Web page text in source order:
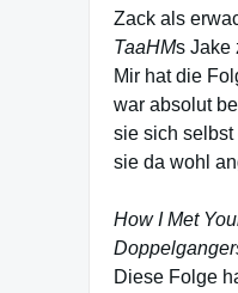
Zack als
TaaHMs Jake
Mir hat die
war absolut
sie sich
sie da wohl
How I Met
Diese Folge